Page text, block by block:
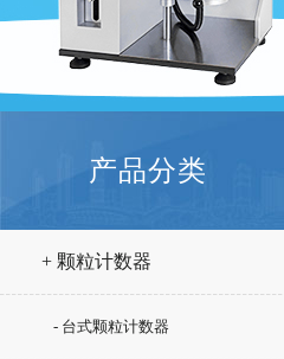
产品分类
+ 颗粒计数器
- 台式颗粒计数器